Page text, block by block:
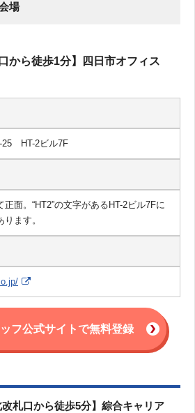
場
から徒歩1分】四日市オフィス
25 HT-2ビル7F
面。“HT2”の文字があるHT-2ビル7Fに
ります。
フ公式サイトで無料登録
改札口から徒歩5分】綜合キャリア